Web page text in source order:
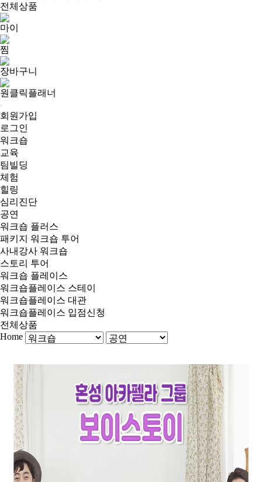
전체상품
마이
찜
장바구니
원클릭플래너
회원가입
로그인
워크숍
교육
팀빌딩
체험
힐링
심리진단
공연
워크숍 플러스
패키지 워크숍 투어
사내강사 워크숍
스토리 투어
워크숍 플레이스
워크숍플레이스 스테이
워크숍플레이스 대관
워크숍플레이스 입점신청
전체상품
Home